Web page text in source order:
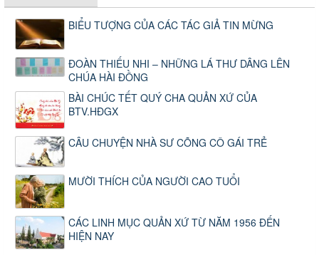
BIỂU TƯỢNG CỦA CÁC TÁC GIẢ TIN MỪNG
ĐOÀN THIẾU NHI – NHỮNG LÁ THƯ DÂNG LÊN
CHÚA HÀI ĐỒNG
BÀI CHÚC TẾT QUÝ CHA QUẢN XỨ CỦA
BTV.HĐGX
CÂU CHUYỆN NHÀ SƯ CÕNG CÔ GÁI TRẺ
MƯỜI THÍCH CỦA NGƯỜI CAO TUỔI
CÁC LINH MỤC QUẢN XỨ TỪ NĂM 1956 ĐẾN
HIỆN NAY